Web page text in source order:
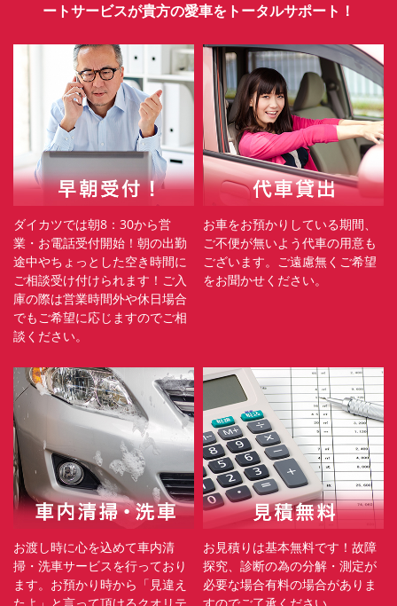
ートサービスが貴方の愛車をトータルサポート！
ダイカツでは朝8：30から営
業・お電話受付開始！朝の出勤
途中やちょっとした空き時間に
ご相談受け付けられます！ご入
庫の際は営業時間外や休日場合
でもご希望に応じますのでご相
談ください。
お車をお預かりしている期間、
ご不便が無いよう代車の用意も
ございます。ご遠慮無くご希望
をお聞かせください。
お渡し時に心を込めて車内清
掃・洗車サービスを行っており
ます。お預かり時から「見違え
お見積りは基本無料です！故障
探究、診断の為の分解・測定が
必要な場合有料の場合がありま